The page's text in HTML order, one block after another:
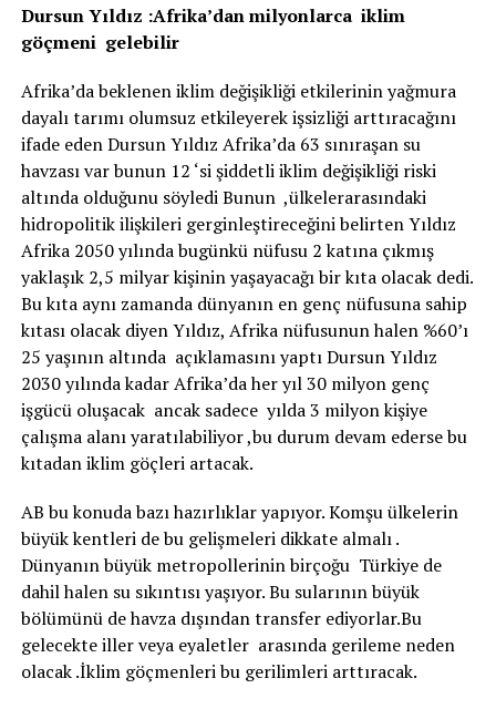
Dursun Yıldız :Afrika’dan milyonlarca iklim
göçmeni gelebilir
Afrika’da beklenen iklim değişikliği etkilerinin yağmura
dayalı tarımı olumsuz etkileyerek işsizliği arttıracağını
ifade eden Dursun Yıldız Afrika’da 63 sınıraşan su
havzası var bunun 12 ‘si şiddetli iklim değişikliği riski
altında olduğunu söyledi Bunun ,ülkelerarasındaki
hidropolitik ilişkileri gerginleştireceğini belirten Yıldız
Afrika 2050 yılında bugünkü nüfusu 2 katına çıkmış
yaklaşık 2,5 milyar kişinin yaşayacağı bir kıta olacak dedi.
Bu kıta aynı zamanda dünyanın en genç nüfusuna sahip
kıtası olacak diyen Yıldız, Afrika nüfusunun halen %60’ı
25 yaşının altında açıklamasını yaptı Dursun Yıldız
2030 yılında kadar Afrika’da her yıl 30 milyon genç
işgücü oluşacak ancak sadece yılda 3 milyon kişiye
çalışma alanı yaratılabiliyor ,bu durum devam ederse bu
kıtadan iklim göçleri artacak.
AB bu konuda bazı hazırlıklar yapıyor. Komşu ülkelerin
büyük kentleri de bu gelişmeleri dikkate almalı .
Dünyanın büyük metropollerinin birçoğu Türkiye de
dahil halen su sıkıntısı yaşıyor. Bu sularının büyük
bölümünü de havza dışından transfer ediyorlar.Bu
gelecekte iller veya eyaletler arasında gerileme neden
olacak .İklim göçmenleri bu gerilimleri arttıracak.